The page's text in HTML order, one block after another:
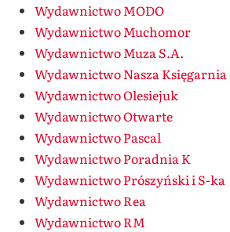
Wydawnictwo MODO
Wydawnictwo Muchomor
Wydawnictwo Muza S.A.
Wydawnictwo Nasza Księgarnia
Wydawnictwo Olesiejuk
Wydawnictwo Otwarte
Wydawnictwo Pascal
Wydawnictwo Poradnia K
Wydawnictwo Prószyński i S-ka
Wydawnictwo Rea
Wydawnictwo RM